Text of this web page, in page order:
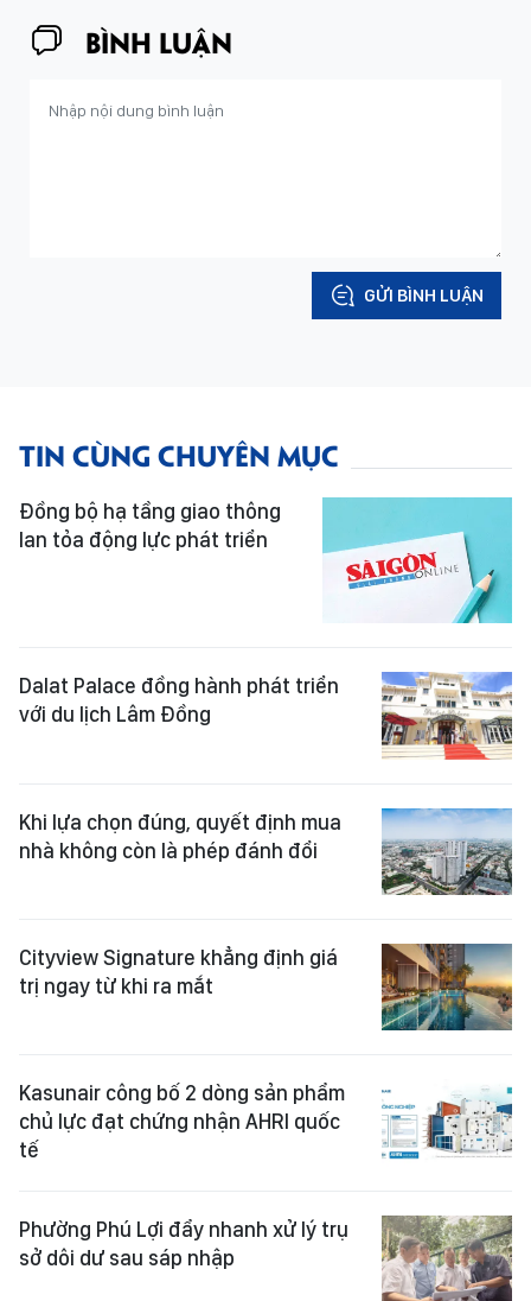
BÌNH LUẬN
GỬI BÌNH LUẬN
TIN CÙNG CHUYÊN MỤC
Đồng bộ hạ tầng giao thông
lan tỏa động lực phát triển
Dalat Palace đồng hành phát triển
với du lịch Lâm Đồng
Khi lựa chọn đúng, quyết định mua
nhà không còn là phép đánh đổi
Cityview Signature khẳng định giá
trị ngay từ khi ra mắt
Kasunair công bố 2 dòng sản phẩm
chủ lực đạt chứng nhận AHRI quốc
tế
Phường Phú Lợi đẩy nhanh xử lý trụ
sở dôi dư sau sáp nhập